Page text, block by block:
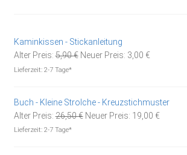
Kaminkissen - Stickanleitung
Alter Preis: 5,90€ Ursprünglicher
Neuer Preis: 3,00 €Aktueller
Lieferzeit: 2-7 Tage*
Buch - Kleine Strolche - Kreuzstichmuster
Alter Preis: 26,50€ Ursprünglicher
Neuer Preis: 19,00 €Aktueller
Lieferzeit: 2-7 Tage*